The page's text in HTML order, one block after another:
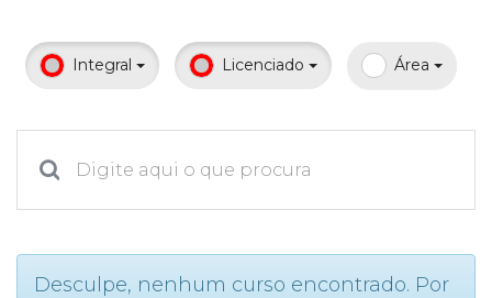
Desconto de pontualidade
Calendário acadêmico
Internacionalização
Integral Licenciado Área
Desculpe, nenhum curso encontrado. Por